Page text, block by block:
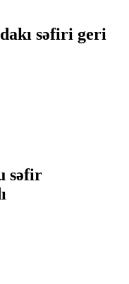
səfiri geri
səfir